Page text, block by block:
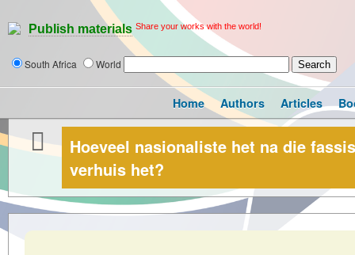
Publish materials Share your works with the world!
South Africa World
Home Authors Articles
Hoeveel nasionaliste het na die
verhuis het?